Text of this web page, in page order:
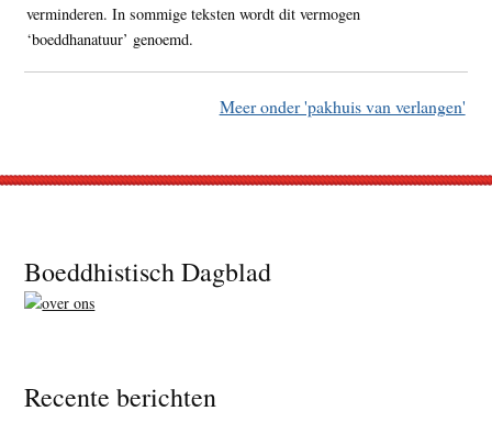
verminderen. In sommige teksten wordt dit vermogen
‘boeddhanatuur’ genoemd.
Meer onder 'pakhuis van verlangen'
Footer
Boeddhistisch Dagblad
Recente berichten